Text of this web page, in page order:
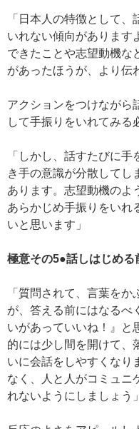
「日本人の特徴として
いれない傾向があります
できたことや志望動機な
があったほうが、より伝
アクションをつけながら
して手振りをいれてみる
「しかし、話すたびに
き手の意識が分散してし
あります。志望動機のよ
あらかじめ手振りをいれ
いと思います」
極意その5●話しはじめる
「質問されて、言葉を
が、答える前にはなるべ
いがあっていいね！』と
的には少し間を開けて、
いに会話をしやすくなり
なく、人と人がコミュニ
れないようにしましょう」